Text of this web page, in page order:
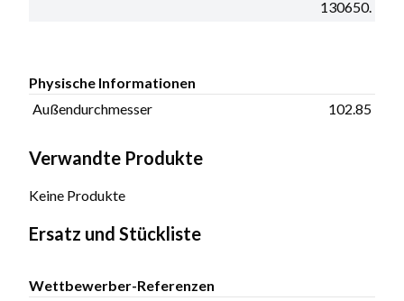
130650.
Physische Informationen
Außendurchmesser
102.85
Verwandte Produkte
Keine Produkte
Ersatz und Stückliste
Wettbewerber-Referenzen